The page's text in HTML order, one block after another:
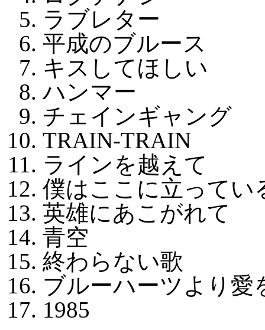
ラブレター
平成のブルース
キスしてほしい
ハンマー
チェインギャング
TRAIN-TRAIN
ラインを越えて
僕はここに立ってい
英雄にあこがれて
青空
終わらない歌
ブルーハーツより愛
1985